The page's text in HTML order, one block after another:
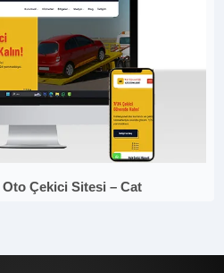
Çekici Sitesi – Cat